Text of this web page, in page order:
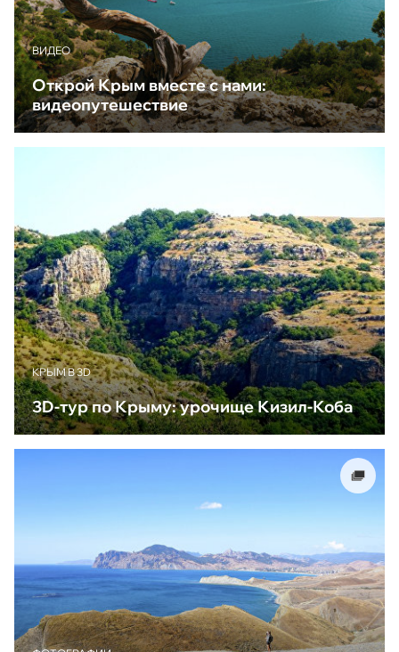
ВИДЕО
Открой Крым вместе с нами:
видеопутешествие
КРЫМ В 3D
3D-тур по Крыму: урочище Кизил-Коба